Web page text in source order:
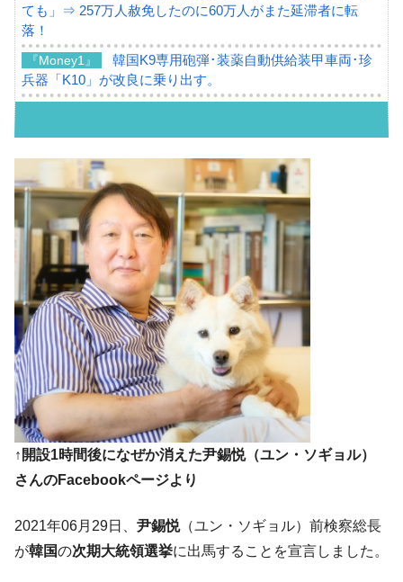
ても」⇒ 257万人赦免したのに60万人がまた延滞者に転
落！
『Money1』
韓国K9専用砲弾･装薬自動供給装甲車両･珍
兵器「K10」が改良に乗り出す。
『Money1』
韓国･李在明「青年層の雇用状況が悪い。せ
や、若者に起業させよう」⇒ どんな雇用対策だソレ。
『Money1』
【韓国の外貨準備】2026年07月は4,279億ド
ル。外平債の発行「19.4億ドル」
『Money1』
韓国「ここは北朝鮮なのか。選管がサーバ
ーにウソのデータを入力したのは明白だ」
『Money1』
韓国･李在明さっそく不動産対策で浅薄な発
言。
『Money1』
韓国は「中国と同じく」投資に不適格な国
だ。
『Money1』
『韓国銀行』が「金の保有量を増やしま
す」⇒「金を経由するドル入手」手段ではないのか？
『Money1』
韓国･外為取引量「1日当たり1,214.4億ド
ル」まで拡大 ⇒ 海外資金の動きに強く左右される状態
い「50.5％」に上昇
『Money1』
韓国大統領府ボンクラ政策室長が告発され
↑開設1時間後になぜか消えた尹錫悦（ユン・ソギョル）
さんのFacebookページより
2021年06月29日、 尹錫悦（ユン・ソギョル）前検察総長
が韓国の次期大統領選挙に出馬することを宣言しました。